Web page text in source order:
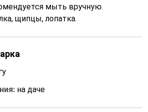
мыть вручную.
щипцы, лопатка.
на даче